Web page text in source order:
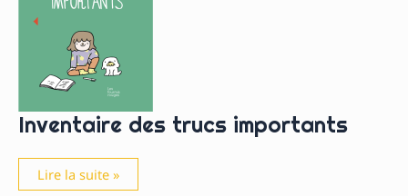
Inventaire des trucs importants
Inventaire
des
Lire la suite »